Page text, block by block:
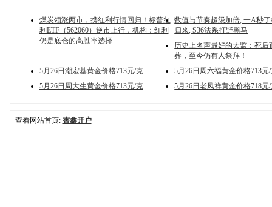
煤炭领涨两市，携红利行情回归！标普红
利ETF（562060）逆市上行，机构：红利
仍是底仓的高胜率选择
数值与节奏超级加倍, 一A秒
归来, S36法系打野黑马
历史上名声最好的太监：死后
葬，至今仍有人祭拜！
5月26日潮宏基黄金价格713元/克
5月26日周六福黄金价格713元
5月26日周大生黄金价格713元/克
5月26日老凤祥黄金价格718元
查看网站首页: 杏鑫开户